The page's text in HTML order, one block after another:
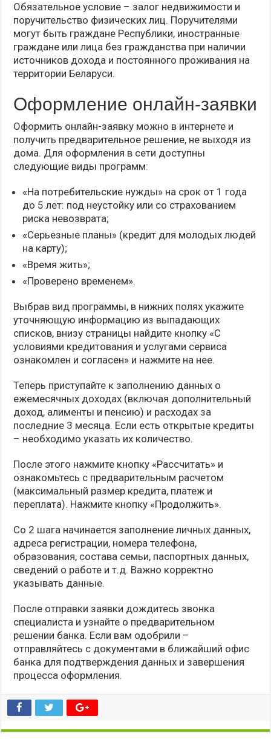
Обязательное условие – залог недвижимости и
поручительство физических лиц. Поручителями
могут быть граждане Республики, иностранные
граждане или лица без гражданства при наличии
источников дохода и постоянного проживания на
территории Беларуси.
Оформление онлайн-заявки
Оформить онлайн-заявку можно в интернете и
получить предварительное решение, не выходя из
дома. Для оформления в сети доступны
следующие виды программ:
«На потребительские нужды» на срок от 1 года
до 5 лет: под неустойку или со страхованием
риска невозврата;
«Серьезные планы» (кредит для молодых людей
на карту);
«Время жить»;
«Проверено временем».
Выбрав вид программы, в нижних полях укажите
уточняющую информацию из выпадающих
списков, внизу страницы найдите кнопку «С
условиями кредитования и услугами сервиса
ознакомлен и согласен» и нажмите на нее.
Теперь приступайте к заполнению данных о
ежемесячных доходах (включая дополнительный
доход, алименты и пенсию) и расходах за
последние 3 месяца. Если есть открытые кредиты
– необходимо указать их количество.
После этого нажмите кнопку «Рассчитать» и
ознакомьтесь с предварительным расчетом
(максимальный размер кредита, платеж и
переплата). Нажмите кнопку «Продолжить».
Со 2 шага начинается заполнение личных данных,
адреса регистрации, номера телефона,
образования, состава семьи, паспортных данных,
сведений о работе и т.д. Важно корректно
указывать данные.
После отправки заявки дождитесь звонка
специалиста и узнайте о предварительном
решении банка. Если вам одобрили –
отправляйтесь с документами в ближайший офис
банка для подтверждения данных и завершения
процесса оформления.